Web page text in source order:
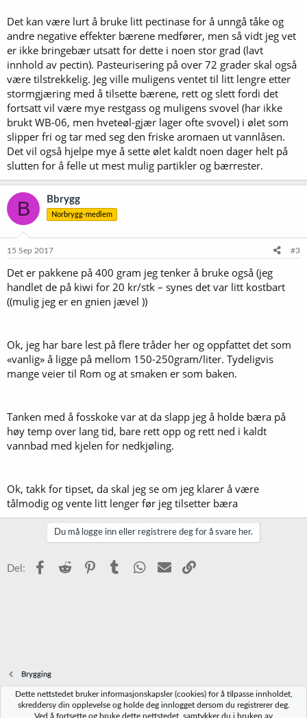
Det kan være lurt å bruke litt pectinase for å unngå tåke og
andre negative effekter bærene medfører, men så vidt jeg vet
er ikke bringebær utsatt for dette i noen stor grad (lavt
innhold av pectin). Pasteurisering på over 72 grader skal også
være tilstrekkelig. Jeg ville muligens ventet til litt lengre etter
stormgjæring med å tilsette bærene, rett og slett fordi det
fortsatt vil være mye restgass og muligens svovel (har ikke
brukt WB-06, men hveteøl-gjær lager ofte svovel) i ølet som
slipper fri og tar med seg den friske aromaen ut vannlåsen.
Det vil også hjelpe mye å sette ølet kaldt noen dager helt på
slutten for å felle ut mest mulig partikler og bærrester.
B Bbrygg
Norbrygg-medlem
15 Sep 2017 #3
Det er pakkene på 400 gram jeg tenker å bruke også (jeg
handlet de på kiwi for 20 kr/stk – synes det var litt kostbart
((mulig jeg er en gnien jævel ))
Ok, jeg har bare lest på flere tråder her og oppfattet det som
«vanlig» å ligge på mellom 150-250gram/liter. Tydeligvis
mange veier til Rom og at smaken er som baken.
Tanken med å fosskoke var at da slapp jeg å holde bæra på
høy temp over lang tid, bare rett opp og rett ned i kaldt
vannbad med kjelen for nedkjøling.
Ok, takk for tipset, da skal jeg se om jeg klarer å være
tålmodig og vente litt lenger før jeg tilsetter bæra
Du må logge inn eller registrere deg for å svare her.
Del: Facebook
Reddit PinterestTumblr WhatsApp
E-post
Brygging
Norbrygg-default
Dette nettstedet bruker informasjonskapsler (cookies) for å tilpasse innholdet,
skreddersy din opplevelse og holde deg innlogget dersom du registrerer deg.
Ved å fortsette og bruke dette nettstedet, samtykker du i bruken av